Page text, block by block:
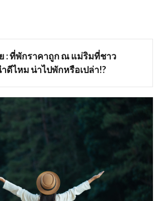
:ที่พักราคาถูก ณ แม่ริมที่ชาว
ดีไหม น่าไปพักหรือเปล่า!?